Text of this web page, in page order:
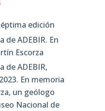
edición
de ADEBIR. En
Escorza
de ADEBIR,
En memoria
un geólogo
Nacional de